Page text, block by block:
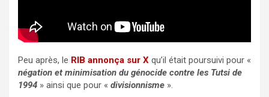
Peu après, le RIB annonça sur X qu’il était poursuivi pour «
négation et minimisation du génocide contre les Tutsi de
1994 » ainsi que pour « divisionnisme ».